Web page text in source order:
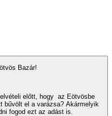
Bazár!
előtt, hogy az Eötvösbe
bűvölt el a varázsa? Akármelyik
fogod ezt az adást is.